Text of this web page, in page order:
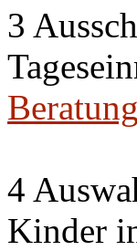
3
4
Kinder